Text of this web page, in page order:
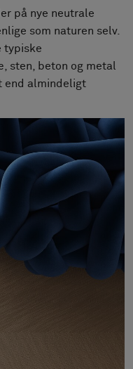
på nye neutrale
som naturen selv.
typiske
sten, beton og metal
end almindeligt